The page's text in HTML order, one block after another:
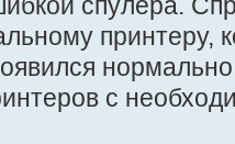
принтеру,
с